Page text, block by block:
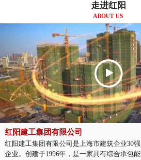
走进红阳
ABOUT US
红阳建工集团有限公司
红阳建工集团有限公司是上海市建筑企业30
企业。创建于1996年，是一家具有综合承包